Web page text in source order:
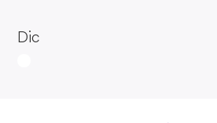
Dic